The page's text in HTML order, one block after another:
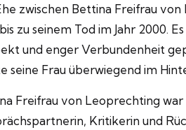
zwischen Bettina Freifrau
zu seinem Tod im Jahr 2000.
und enger Verbundenheit
seine Frau überwiegend im
Freifrau von Leoprechting
Kritikerin und